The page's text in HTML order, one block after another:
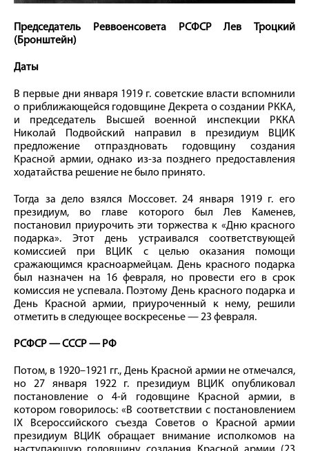
Председатель Реввоенсовета РСФСР Лев Троцкий
(Бронштейн)
Даты
В первые дни января 1919 г. советские власти вспомнили
о приближающейся годовщине Декрета о создании РККА,
и председатель Высшей военной инспекции РККА
Николай Подвойский направил в президиум ВЦИК
предложение отпраздновать годовщину создания
Красной армии, однако из-за позднего предоставления
ходатайства решение не было принято.
Тогда за дело взялся Моссовет. 24 января 1919 г. его
президиум, во главе которого был Лев Каменев,
постановил приурочить эти торжества к «Дню красного
подарка». Этот день устраивался соответствующей
комиссией при ВЦИК с целью оказания помощи
сражающимся красноармейцам. День красного подарка
был назначен на 16 февраля, но провести его в срок
комиссия не успевала. Поэтому День красного подарка и
День Красной армии, приуроченный к нему, решили
отметить в следующее воскресенье — 23 февраля.
РСФСР — СССР — РФ
Потом, в 1920–1921 гг., День Красной армии не отмечался,
но 27 января 1922 г. президиум ВЦИК опубликовал
постановление о 4-й годовщине Красной армии, в
котором говорилось: «В соответствии с постановлением
IX Всероссийского съезда Советов о Красной армии
президиум ВЦИК обращает внимание исполкомов на